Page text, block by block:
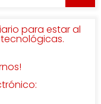
para estar al